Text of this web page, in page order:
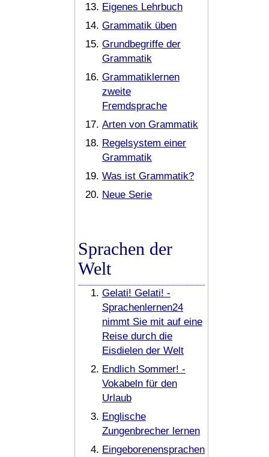
Eigenes Lehrbuch
Grammatik üben
Grundbegriffe der
Grammatik
Grammatiklernen
zweite
Fremdsprache
Arten von Grammatik
Regelsystem einer
Grammatik
Was ist Grammatik?
Neue Serie
Sprachen der
Welt
Gelati! Gelati! -
Sprachenlernen24
nimmt Sie mit auf eine
Reise durch die
Eisdielen der Welt
Endlich Sommer! -
Vokabeln für den
Urlaub
Englische
Zungenbrecher lernen
Eingeborenensprachen